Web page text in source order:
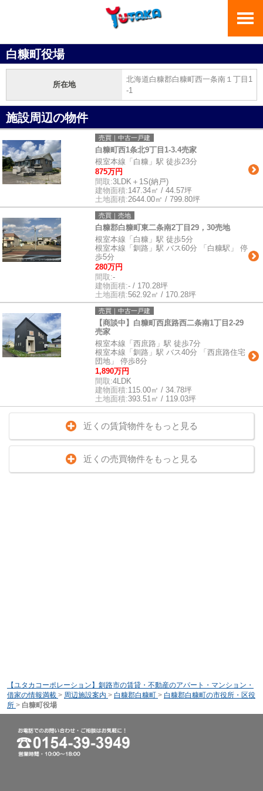
白糠町役場
所在地
北海道白糠郡白糠町西一条南１丁目1
-1
施設周辺の物件
売買｜中古一戸建
白糠町西1条北9丁目1-3.4売家
根室本線「白糠」駅 徒歩23分
875万円
間取:3LDK＋1S(納戸)
建物面積:147.34㎡ / 44.57坪
土地面積:2644.00㎡ / 799.80坪
売買｜売地
白糠郡白糠町東二条南2丁目29，30売地
根室本線「白糠」駅 徒歩5分
根室本線「釧路」駅 バス60分 「白糠駅」 停
歩5分
280万円
間取:-
建物面積:- / 170.28坪
土地面積:562.92㎡ / 170.28坪
売買｜中古一戸建
【商談中】白糠町西庶路西二条南1丁目2-29
売家
根室本線「西庶路」駅 徒歩7分
根室本線「釧路」駅 バス40分 「西庶路住宅
団地」 停歩8分
1,890万円
間取:4LDK
建物面積:115.00㎡ / 34.78坪
土地面積:393.51㎡ / 119.03坪
近くの賃貸物件をもっと見る
近くの売買物件をもっと見る
【ユタカコーポレーション】釧路市の賃貸・不動産のアパート・マンション・
借家の情報満載 > 周辺施設案内 > 白糠郡白糠町 > 白糠郡白糠町の市役所・区役
所 > 白糠町役場